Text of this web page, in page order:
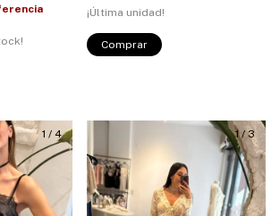
¡Última unidad!
Comprar
1 / 4 1/3